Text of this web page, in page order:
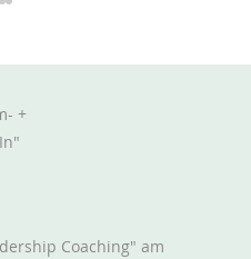
+
Coaching" am